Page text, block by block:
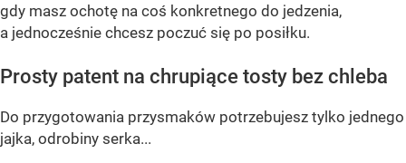
gdy masz ochotę na coś konkretnego do jedzenia,
a jednocześnie chcesz poczuć się po posiłku.
Prosty patent na chrupiące tosty bez chleba
Do przygotowania przysmaków potrzebujesz tylko jednego
jajka, odrobiny serka...